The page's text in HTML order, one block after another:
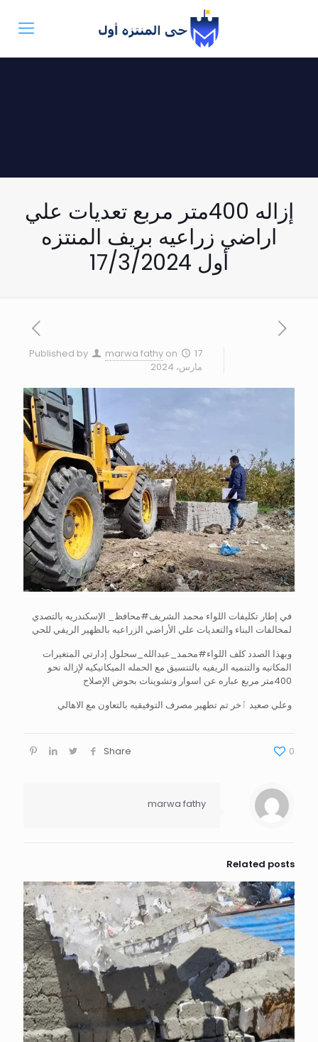
إزاله 400متر مربع تعديات علي
اراضي زراعيه بريف المنتزه
أول 17/3/2024
Published by marwa fathy on
17
مارس، 2024
في إطار تكليفات اللواء محمد الشريف#محافظ_ الإسكندريه بالتصدي
لمخالفات البناء والتعديات علي الأراضي الزراعيه بالظهير الريفي للحي
وبهذا الصدد كلف اللواء#محمد_عبدالله_سحلول إدارتي المتغيرات
المكانيه والتنميه الريفيه بالتنسيق مع الحمله الميكانيكيه لإزاله نحو
400متر مربع عباره عن اسوار وتشوينات بحوض الإصلاح
وعلي صعيد ٱخر تم تطهير مصرف التوفيقيه بالتعاون مع الاهالي
Share 0
marwa fathy
Related posts